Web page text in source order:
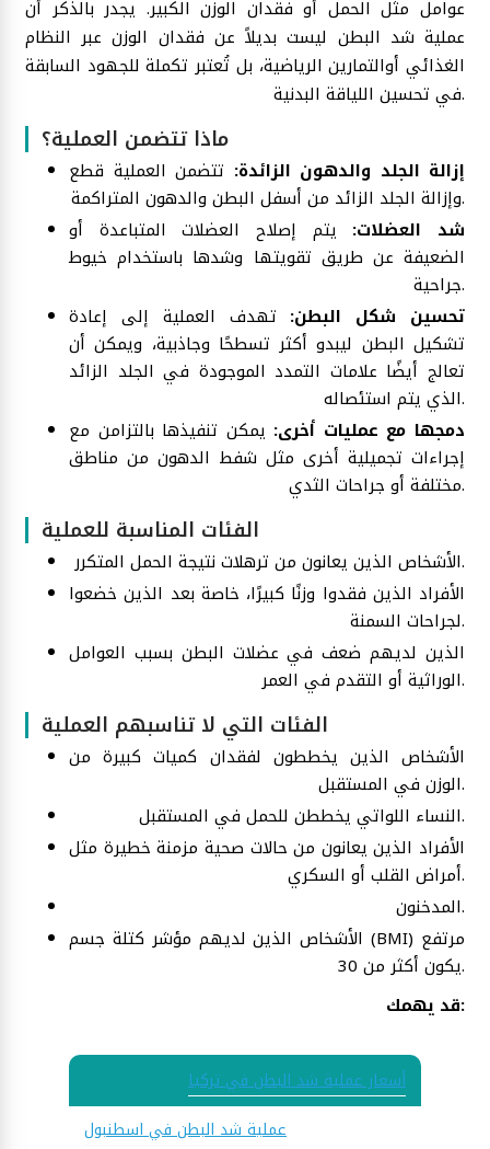
عوامل مثل الحمل أو فقدان الوزن الكبير. يجدر بالذكر أن
عملية شد البطن ليست بديلاً عن فقدان الوزن عبر النظام
الغذائي أوالتمارين الرياضية، بل تُعتبر تكملة للجهود السابقة
في تحسين اللياقة البدنية.
ماذا تتضمن العملية؟
إزالة الجلد والدهون الزائدة: تتضمن العملية قطع
وإزالة الجلد الزائد من أسفل البطن والدهون المتراكمة.
شد العضلات: يتم إصلاح العضلات المتباعدة أو
الضعيفة عن طريق تقويتها وشدها باستخدام خيوط
جراحية.
تحسين شكل البطن: تهدف العملية إلى إعادة
تشكيل البطن ليبدو أكثر تسطحًا وجاذبية، ويمكن أن
تعالج أيضًا علامات التمدد الموجودة في الجلد الزائد
الذي يتم استئصاله.
دمجها مع عمليات أخرى: يمكن تنفيذها بالتزامن مع
إجراءات تجميلية أخرى مثل شفط الدهون من مناطق
مختلفة أو جراحات الثدي.
الفئات المناسبة للعملية
الأشخاص الذين يعانون من ترهلات نتيجة الحمل المتكرر.
الأفراد الذين فقدوا وزنًا كبيرًا، خاصة بعد الذين خضعوا
لجراحات السمنة.
الذين لديهم ضعف في عضلات البطن بسبب العوامل
الوراثية أو التقدم في العمر.
الفئات التي لا تناسبهم العملية
الأشخاص الذين يخططون لفقدان كميات كبيرة من
الوزن في المستقبل.
النساء اللواتي يخططن للحمل في المستقبل.
الأفراد الذين يعانون من حالات صحية مزمنة خطيرة مثل
أمراض القلب أو السكري.
المدخنون.
الأشخاص الذين لديهم مؤشر كتلة جسم (BMI) مرتفع
يكون أكثر من 30.
قد يهمك:
أسعار عملية شد البطن في تركيا
عملية شد البطن في اسطنبول